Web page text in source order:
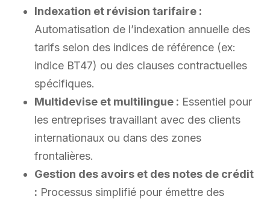
Indexation et révision tarifaire :
Automatisation de l’indexation annuelle des
tarifs selon des indices de référence (ex:
indice BT47) ou des clauses contractuelles
spécifiques.
Multidevise et multilingue : Essentiel pour
les entreprises travaillant avec des clients
internationaux ou dans des zones
frontalières.
Gestion des avoirs et des notes de crédit
: Processus simplifié pour émettre des